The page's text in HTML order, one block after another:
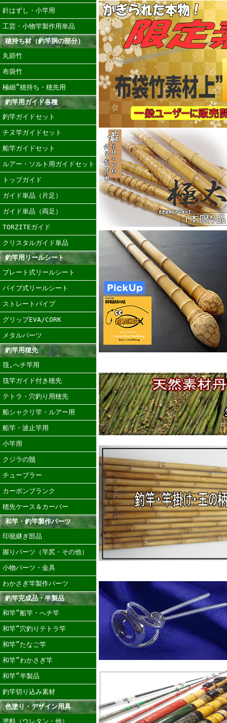
針はずし・小竿用
工芸・小物竿製作用単品
穂持ち材（釣竿胴の部分）
丸節竹
布袋竹
極細”穂持ち・穂先用
釣竿用ガイド各種
釣竿ガイドセット
チヌ竿ガイドセット
船竿ガイドセット
ルアー・ソルト用ガイドセット
トップガイド
ガイド単品（片足）
ガイド単品（両足）
TORZITEガイド
クリスタルガイド単品
釣竿用リールシート
プレート式リールシート
パイプ式リールシート
ストレートパイプ
グリップEVA/CORK
メタルパーツ
釣竿用穂先
筏,へチ竿用
筏竿ガイド付き穂先
テトラ・穴釣り用穂先
船シャクリ竿・ルアー用
船竿・波止竿用
小竿用
クジラの鬚
チューブラー
カーボンブランク
穂先ケース＆カーバー
和竿・釣竿製作パーツ
印籠継ぎ部品
握りパーツ（竿尻・その他）
小物パーツ・金具
わかさぎ竿製作パーツ
釣竿完成品・半製品
和竿”船竿・へチ竿
和竿”穴釣りテトラ竿
和竿”たなご竿
和竿”わかさぎ竿
和竿”半製品
釣竿切り込み素材
色塗り・デザイン用具
塗料（ウレタン・他）